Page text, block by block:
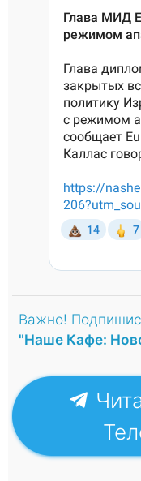
Важно!
"Наше Кафе: